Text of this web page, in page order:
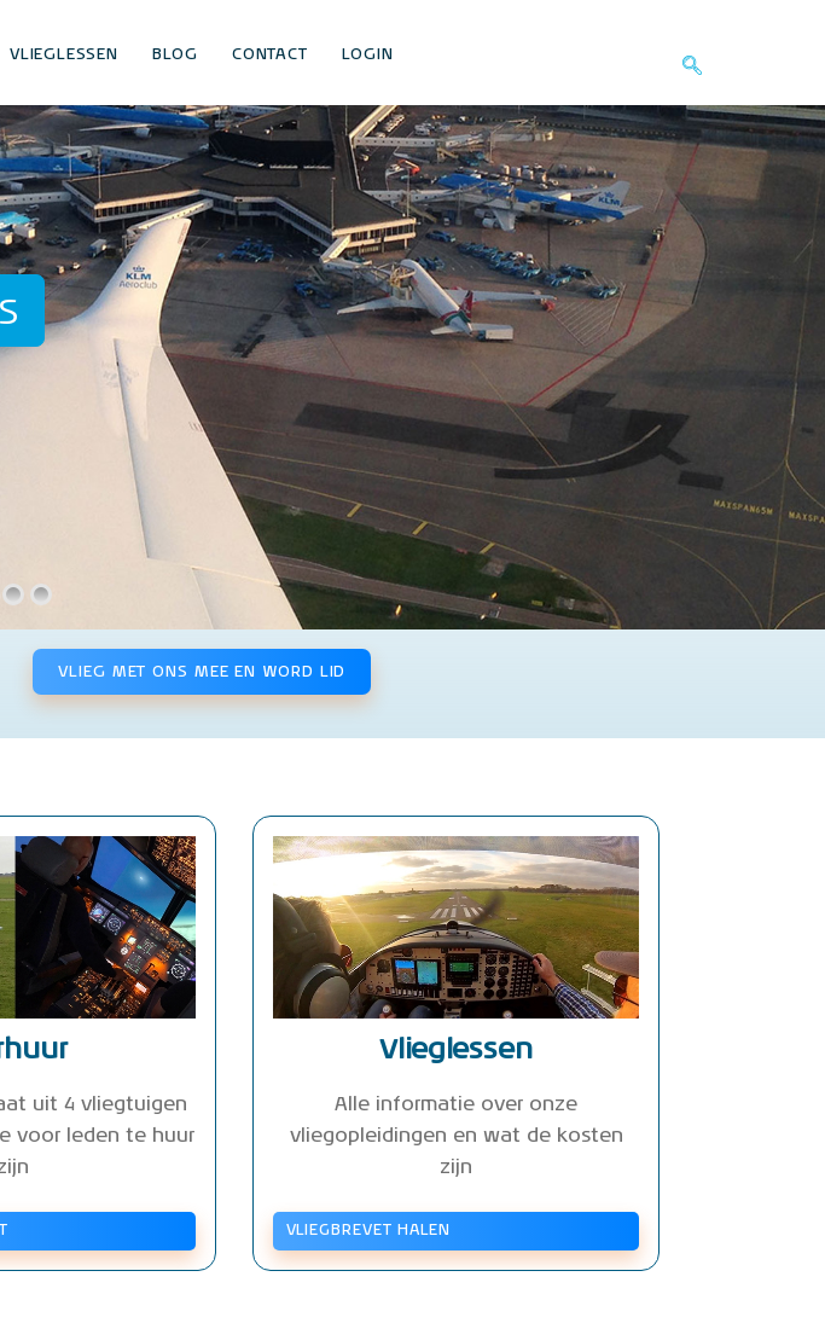
VLIEGLESSEN BLOG CONTACT LOGIN
VLIEG MET ONS MEE EN WORD LID
uit 4 vliegtuigen
voor leden te huur
Vlieglessen
Alle informatie over onze
vliegopleidingen en wat de kosten
zijn
VLIEGBREVET HALEN